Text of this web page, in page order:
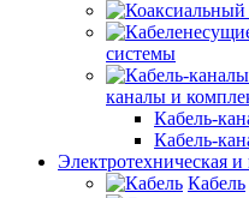
системы
каналы и
Кабель-
Кабель-
Электротехническая
Кабель